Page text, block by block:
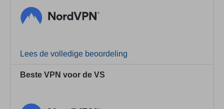
Lees de volledige beoordeling
Beste VPN voor de VS